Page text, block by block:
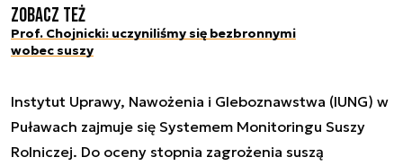
Zobacz też
Prof. Chojnicki: uczyniliśmy się bezbronnymi
wobec suszy
Instytut Uprawy, Nawożenia i Gleboznawstwa (IUNG) w
Puławach zajmuje się Systemem Monitoringu Suszy
Rolniczej. Do oceny stopnia zagrożenia suszą